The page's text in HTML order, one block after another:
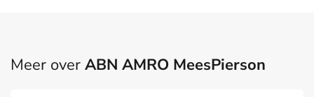
Meer over ABN AMRO MeesPierson